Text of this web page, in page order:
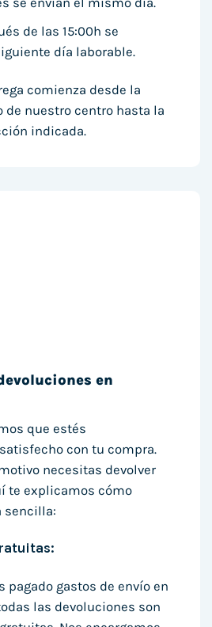
de las 15:00h se
día laborable.
comienza desde la
de nuestro centro hasta la
indicada.
en
que estés
con tu compra.
necesitas devolver
te explicamos cómo
sencilla:
pagado gastos de envío en
las devoluciones son